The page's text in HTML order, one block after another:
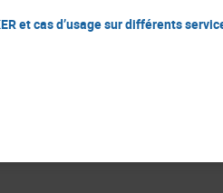
et cas d’usage sur différents